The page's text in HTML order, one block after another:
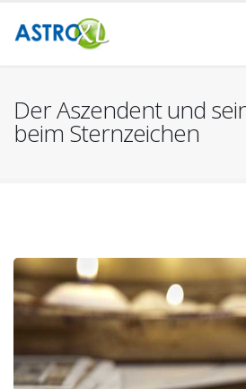
Der Aszendent und
beim Sternzeichen